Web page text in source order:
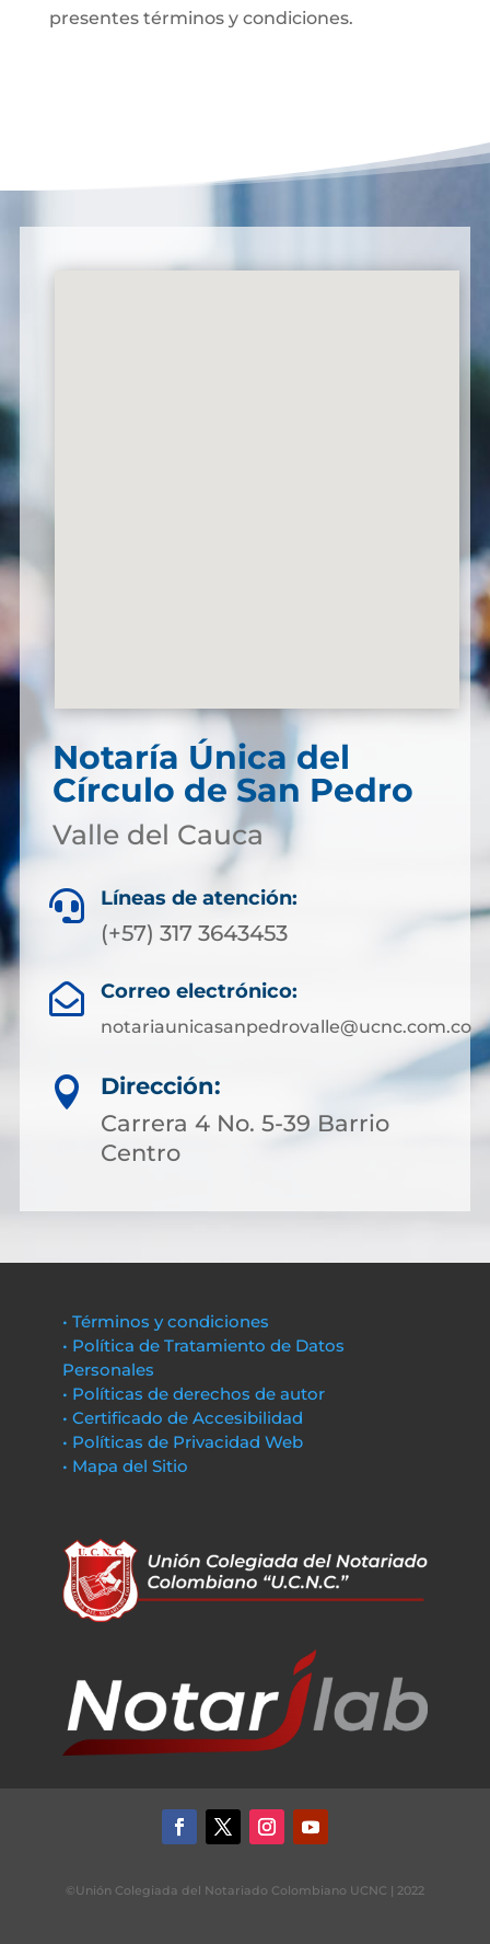
presentes términos y condiciones.
Notaría Única del
Círculo de San Pedro
Valle del Cauca
 Líneas de atención:
(+57) 317 3643453
 Correo electrónico:
notariaunicasanpedrovalle@ucnc.com.co

Dirección:
Carrera 4 No. 5-39 Barrio
Centro
• Términos y condiciones
• Política de Tratamiento de Datos
Personales
• Políticas de derechos de autor
• Certificado de Accesibilidad
• Políticas de Privacidad Web
• Mapa del Sitio
©Unión Colegiada del Notariado Colombiano UCNC | 2022